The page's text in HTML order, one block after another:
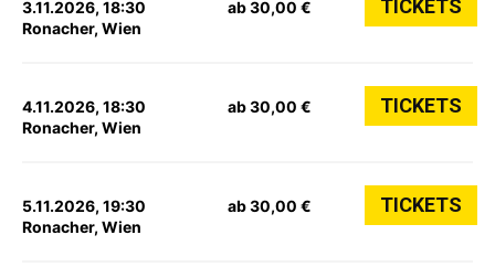
3.11.2026, 18:30
Ronacher, Wien
ab 30,00 € TICKETS
4.11.2026, 18:30
Ronacher, Wien
ab 30,00 € TICKETS
5.11.2026, 19:30
Ronacher, Wien
ab 30,00 € TICKETS